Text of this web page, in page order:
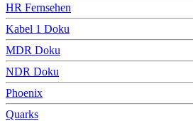
HR Fernsehen
Kabel 1 Doku
MDR Doku
NDR Doku
Phoenix
Quarks